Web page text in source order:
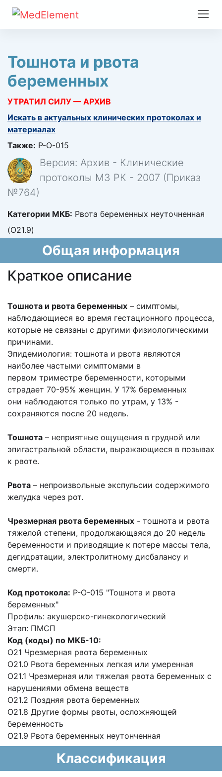
Тошнота и рвота
беременных
УТРАТИЛ СИЛУ — АРХИВ
Искать в актуальных клинических протоколах и
материалах
Также: P-O-015
Версия: Архив - Клинические
протоколы МЗ РК - 2007 (Приказ
№764)
Категории МКБ: Рвота беременных неуточненная
(O21.9)
Общая информация
Краткое описание
Тошнота и рвота беременных – симптомы,
наблюдающиеся во время гестационного процесса,
которые не связаны с другими физиологическими
причинами.
Эпидемиология: тошнота и рвота являются
наиболее частыми симптомами в
первом триместре беременности, которыми
страдает 70-95% женщин. У 17% беременных
они наблюдаются только по утрам, у 13% -
сохраняются после 20 недель.
Тошнота – неприятные ощущения в грудной или
эпигастральной области, выражающиеся в позывах
к рвоте.
Рвота – непроизвольные экспульсии содержимого
желудка через рот.
Чрезмерная рвота беременных - тошнота и рвота
тяжелой степени, продолжающаяся до 20 недель
беременности и приводящие к потере массы тела,
дегидратации, электролитному дисбалансу и
смерти.
Код протокола: P-O-015 "Тошнота и рвота
беременных"
Профиль: акушерско-гинекологический
Этап: ПМСП
Код (коды) по МКБ-10:
O21 Чрезмерная рвота беременных
O21.0 Рвота беременных легкая или умеренная
O21.1 Чрезмерная или тяжелая рвота беременных с
нарушениями обмена веществ
O21.2 Поздняя рвота беременных
O21.8 Другие формы рвоты, осложняющей
беременность
O21.9 Рвота беременных неутонченная
Классификация